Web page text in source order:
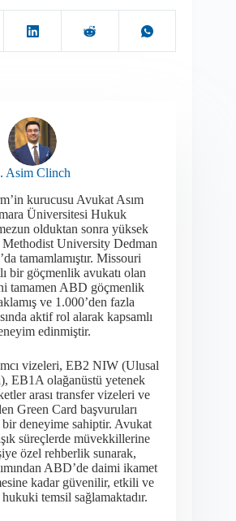
Asim Clinch
kurucusu Avukat Asım
Üniversitesi Hukuk
olduktan sonra yüksek
Methodist University Dedman
tamamlamıştır. Missouri
bir göçmenlik avukatı olan
tamamen ABD göçmenlik
ve 1.000’den fazla
aktif rol alarak kapsamlı
edinmiştir.​
vizeleri, EB2 NIW (Ulusal
EB1A olağanüstü yetenek
arası transfer vizeleri ve
Green Card başvuruları
deneyime sahiptir. Avukat
süreçlerde müvekkillerine
özel rehberlik sunarak,
ABD’de daimi ikamet
kadar güvenilir, etkili ve
temsil sağlamaktadır.